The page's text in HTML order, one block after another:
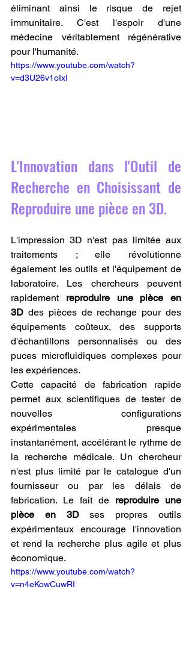
éliminant ainsi le risque de rejet
immunitaire. C'est l'espoir d'une
médecine véritablement régénérative
pour l'humanité.
https://www.youtube.com/watch?
v=d3U26v1oIxI
L'Innovation dans l'Outil de
Recherche en Choisissant de
Reproduire une pièce en 3D.
L'impression 3D n'est pas limitée aux
traitements ; elle révolutionne
également les outils et l'équipement de
laboratoire. Les chercheurs peuvent
rapidement reproduire une pièce en
3D des pièces de rechange pour des
équipements coûteux, des supports
d'échantillons personnalisés ou des
puces microfluidiques complexes pour
les expériences.
Cette capacité de fabrication rapide
permet aux scientifiques de tester de
nouvelles configurations
expérimentales presque
instantanément, accélérant le rythme de
la recherche médicale. Un chercheur
n'est plus limité par le catalogue d'un
fournisseur ou par les délais de
fabrication. Le fait de reproduire une
pièce en 3D ses propres outils
expérimentaux encourage l'innovation
et rend la recherche plus agile et plus
économique.
https://www.youtube.com/watch?
v=n4eKowCuwRI